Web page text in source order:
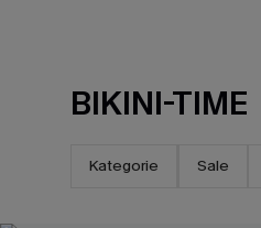
BIKINI-TIME
Kategorie Sale